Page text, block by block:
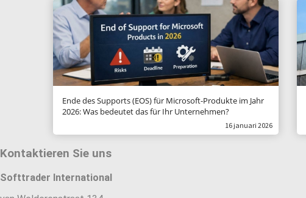
Ende des Supports (EOS) für Microsoft-Produkte im Jahr
2026: Was bedeutet das für Ihr Unternehmen?
16 januari 2026
Kontaktieren Sie uns
Softtrader International